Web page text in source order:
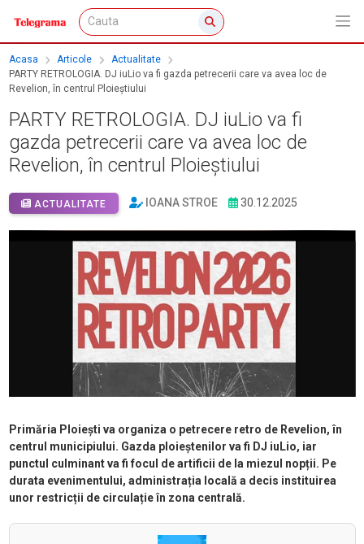
Acasa Articole
Actualitate
PARTY RETROLOGIA. DJ iuLio va fi gazda petrecerii care va avea loc de
Revelion, în centrul Ploieștiului
PARTY RETROLOGIA. DJ iuLio va fi
gazda petrecerii care va avea loc de
Revelion, în centrul Ploieștiului
ACTUALITATE IOANA STROE 30.12.2025
Primăria Ploiești va organiza o petrecere retro de Revelion, în
centrul municipiului. Gazda ploieștenilor va fi DJ iuLio, iar
punctul culminant va fi focul de artificii de la miezul nopții. Pe
durata evenimentului, administrația locală a decis instituirea
unor restricții de circulație în zona centrală.